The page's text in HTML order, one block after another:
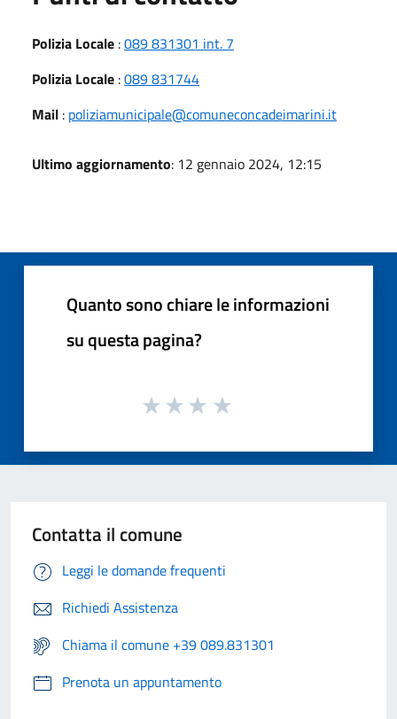
Polizia Locale :089 831301 int. 7
Polizia Locale :089 831744
Mail : poliziamunicipale@comuneconcadeimarini.it
Ultimo aggiornamento: 12 gennaio 2024, 12:15
Quanto sono chiare le informazioni
su questa pagina?
Contatta il comune
Leggi le domande frequenti
Richiedi Assistenza
Chiama il comune +39 089.831301
Prenota un appuntamento